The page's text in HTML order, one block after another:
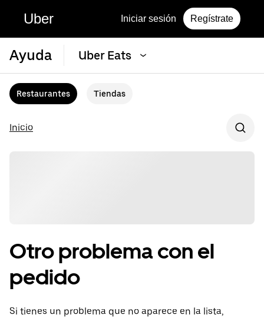
Uber Iniciar sesión Regístrate
Ayuda Uber Eats
Restaurantes Tiendas
Inicio
Otro problema con el
pedido
Si tienes un problema que no aparece en la lista,